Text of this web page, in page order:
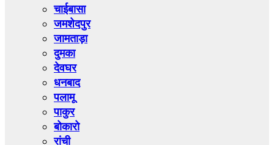
चाईबासा
जमशेदपुर
जामताड़ा
दुमका
देवघर
धनबाद
पलामू
पाकुर
बोकारो
रांची